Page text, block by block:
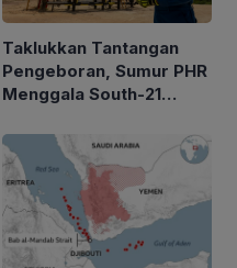
Taklukkan Tantangan
Pengeboran, Sumur PHR
Menggala South-21
BOPD